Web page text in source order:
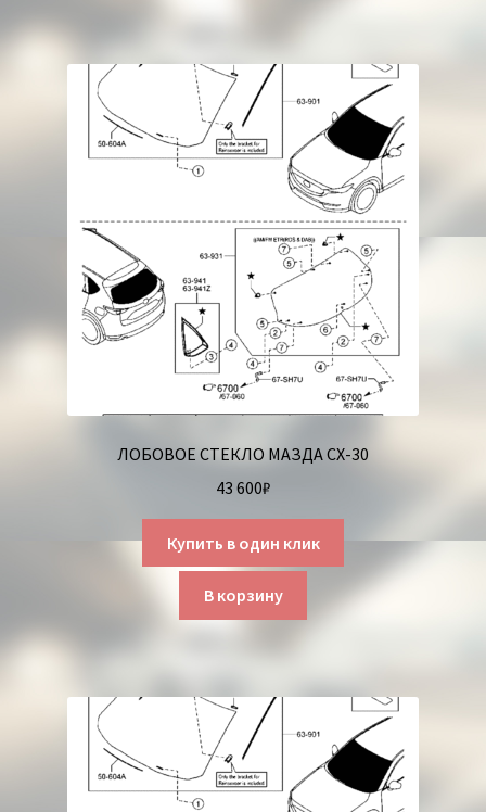
ЛОБОВОЕ СТЕКЛО МАЗДА СХ-30
43 600₽
Купить в один клик
В корзину